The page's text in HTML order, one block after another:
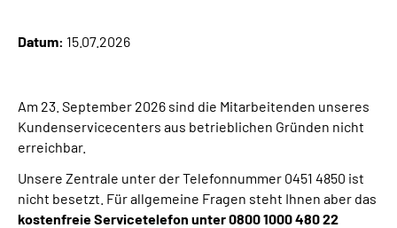
Über uns
Online-Services
Inhalte in Gebärdensprache (DGS)
Datum: 15.07.2026
Am 23. September 2026 sind die Mitarbeitenden unseres
Kundenservicecenters aus betrieblichen Gründen nicht
erreichbar.
Unsere Zentrale unter der Telefonnummer 0451 4850 ist
nicht besetzt. Für allgemeine Fragen steht Ihnen aber das
kostenfreie Servicetelefon unter 0800 1000 480 22